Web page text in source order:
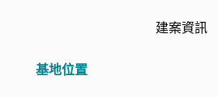
建案資訊
基地位置